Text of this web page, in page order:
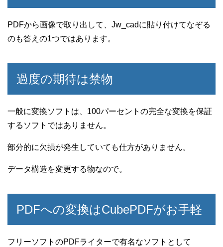
PDFから画像で取り出して、Jw_cadに貼り付けてなぞる
のも答えの1つではあります。
過度の期待は禁物
一般に変換ソフトは、100パーセントの完全な変換を保証
するソフトではありません。
部分的に欠損が発生していても仕方がありません。
データ構造を変更する物なので。
PDFへの変換はCubePDFがお手軽
フリーソフトのPDFライターで有名なソフトとして